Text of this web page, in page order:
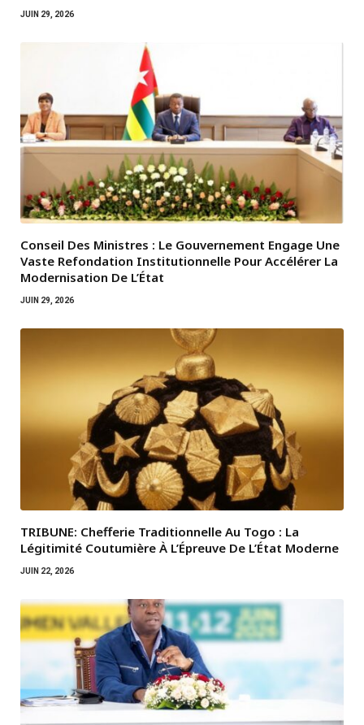
JUIN 29, 2026
Conseil Des Ministres : Le Gouvernement Engage Une
Vaste Refondation Institutionnelle Pour Accélérer La
Modernisation De L’État
JUIN 29, 2026
TRIBUNE: Chefferie Traditionnelle Au Togo : La
Légitimité Coutumière À L’Épreuve De L’État Moderne
JUIN 22, 2026